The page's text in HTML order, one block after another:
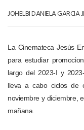
JOHELBI DANIELA GARCIA
La Cinemateca Jesús
para estudiar
largo del 2023-I y
lleva a cabo ciclos de
noviembre y diciembre,
mañana.